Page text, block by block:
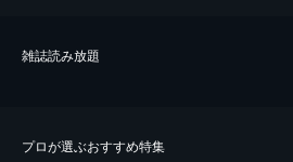
雑誌読み放題
プロが選ぶおすすめ特集